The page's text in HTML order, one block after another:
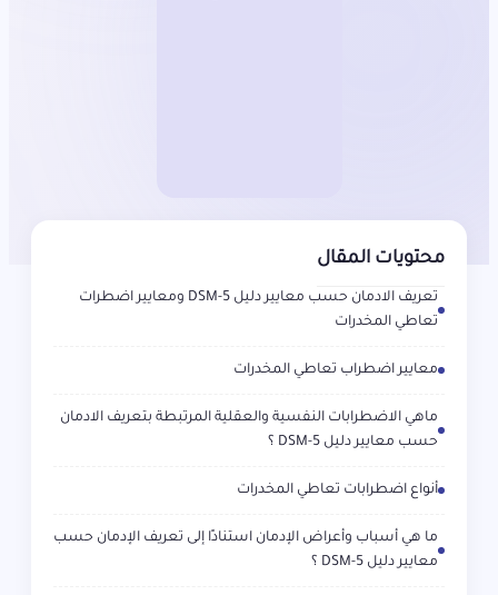
محتويات المقال
تعريف الادمان حسب معايير دليل DSM-5 ومعايير اضطرات
تعاطي المخدرات
معايير اضطراب تعاطي المخدرات
ماهي الاضطرابات النفسية والعقلية المرتبطة بتعريف الادمان
حسب معايير دليل DSM-5 ؟
أنواع اضطرابات تعاطي المخدرات
ما هي أسباب وأعراض الإدمان استنادًا إلى تعريف الإدمان حسب
معايير دليل DSM-5 ؟